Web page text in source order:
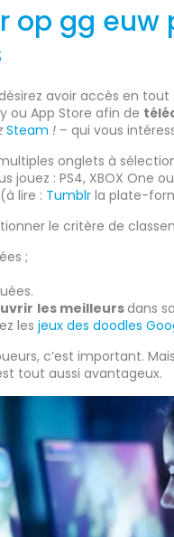
op gg euw
avoir accès en
ou App Store afin de
Steam ! – qui vous
onglets à
jouez : PS4, XBOX One
lire : Tumblr la plate-
le critère de
;
les meilleursdans
lesjeux des doodles
c’est important.
tout aussi avantageux.